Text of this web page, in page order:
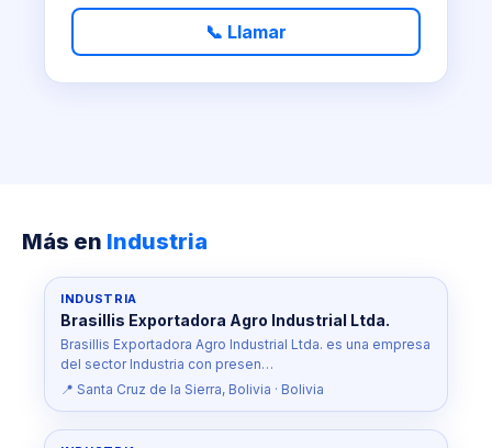
📞 Llamar
Más en Industria
INDUSTRIA
Brasillis Exportadora Agro Industrial Ltda.
Brasillis Exportadora Agro Industrial Ltda. es una empresa
del sector Industria con presen…
📍 Santa Cruz de la Sierra, Bolivia · Bolivia